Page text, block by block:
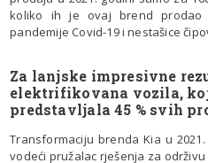
koliko ih je ovaj brend
pandemije Covid-19 i nestašice
Za lanjske impresivne
elektrifikovana vozila,
predstavljala 45 % svih
Transformaciju brenda Kia u
vodeći pružalac rješenja za